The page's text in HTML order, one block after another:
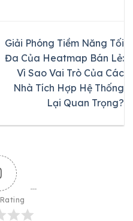
Giải Phóng Tiềm Năng Tối
Đa Của Heatmap Bán Lẻ:
Vì Sao Vai Trò Của Các
Nhà Tích Hợp Hệ Thống
Lại Quan Trọng?